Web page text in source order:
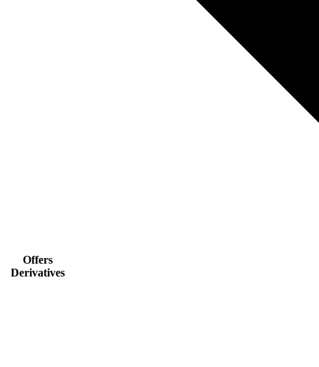
Offers
Derivatives